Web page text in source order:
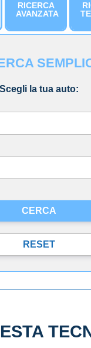
RICERCA
AVANZATA
Scegli la tua auto: